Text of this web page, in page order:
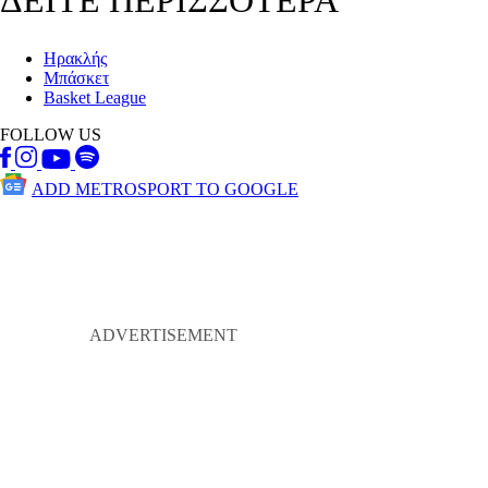
Ηρακλής
Μπάσκετ
Basket League
FOLLOW US
ADD METROSPORT TO GOOGLE